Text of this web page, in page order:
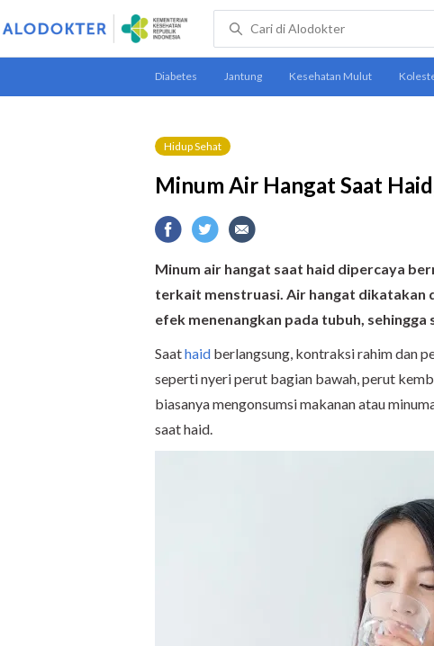
Hidup Sehat
Minum Air Hangat Saat
Minum air hangat saat haid dipercaya
terkait menstruasi. Air hangat dikatakan
efek menenangkan pada tubuh, sehingga
Saathaid berlangsung, kontraksi rahim dan
seperti nyeri perut bagian bawah, perut
biasanya mengonsumsi makanan atau
saat haid.